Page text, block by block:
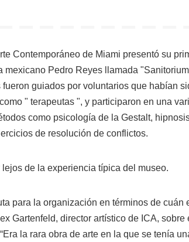
Contemporáneo de Miami presentó su
mexicano Pedro Reyes llamada
guiados por voluntarios que habían
" terapeutas ", y participaron en una
como psicología de la Gestalt,
de resolución de conflictos.
de la experiencia típica del museo.
para la organización en términos de cuán
Gartenfeld, director artístico de ICA, sobre
la rara obra de arte en la que se tenía